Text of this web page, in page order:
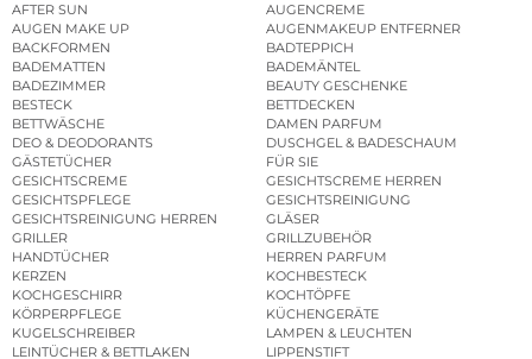
AFTER SUN
AUGENCREME
AUGEN MAKE UP
AUGENMAKEUP ENTFERNER
BACKFORMEN
BADTEPPICH
BADEMATTEN
BADEMÄNTEL
BADEZIMMER
BEAUTY GESCHENKE
BESTECK
BETTDECKEN
BETTWÄSCHE
DAMEN PARFUM
DEO & DEODORANTS
DUSCHGEL & BADESCHAUM
GÄSTETÜCHER
FÜR SIE
GESICHTSCREME
GESICHTSCREME HERREN
GESICHTSPFLEGE
GESICHTSREINIGUNG
GESICHTSREINIGUNG HERREN
GLÄSER
GRILLER
GRILLZUBEHÖR
HANDTÜCHER
HERREN PARFUM
KERZEN
KOCHBESTECK
KOCHGESCHIRR
KOCHTÖPFE
KÖRPERPFLEGE
KÜCHENGERÄTE
KUGELSCHREIBER
LAMPEN & LEUCHTEN
LEINTÜCHER & BETTLAKEN
LIPPENSTIFT